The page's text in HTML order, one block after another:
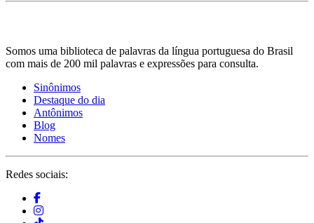
Somos uma biblioteca de palavras da língua portuguesa do Brasil
com mais de 200 mil palavras e expressões para consulta.
Sinônimos
Destaque do dia
Antônimos
Blog
Nomes
Redes sociais: